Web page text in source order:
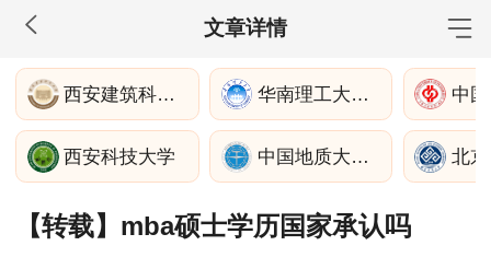
文章详情
MBA工商管理
院校库 考试报名 招生政策 学制学费
报名流程
考试真题
报考经验 招生简章
MEM工程管理
西安建筑科技大学 华南理工大学经济与金融学院
西安科技大学 中国地质大学(武汉) 北
【转载】mba硕士学历国家承认吗